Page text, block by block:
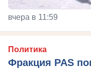
вчера в 11:59
Политика
Фракция PAS